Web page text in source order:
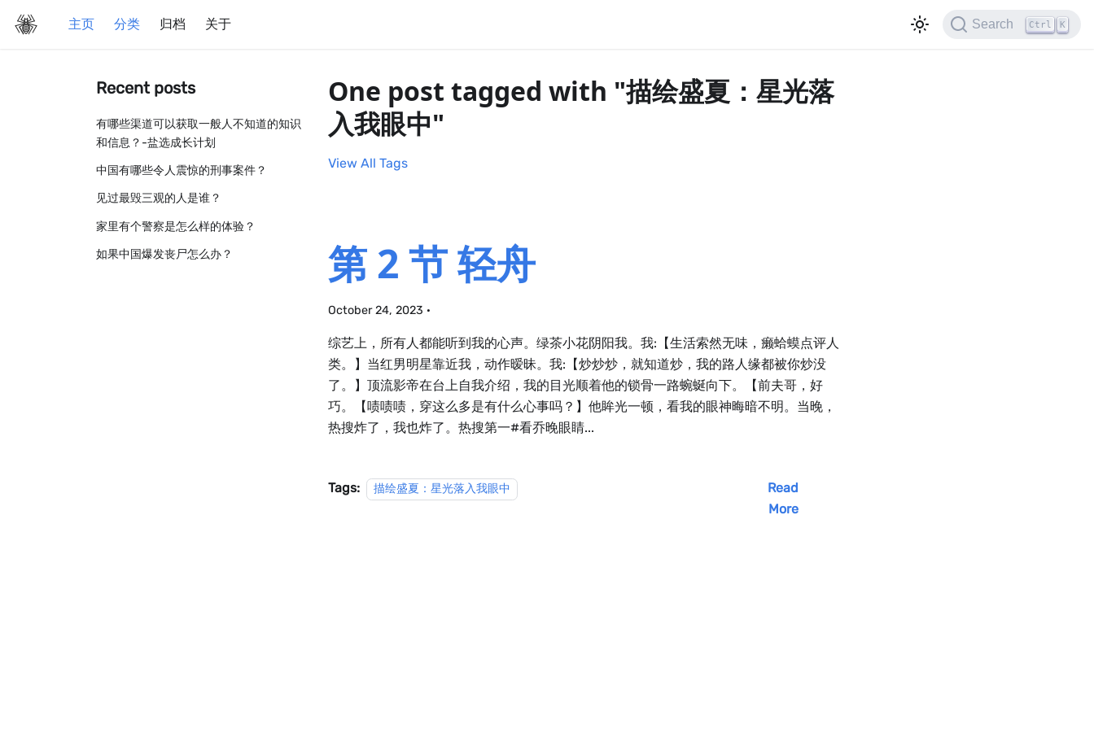
主页 分类 归档 关于 Search Ctrl K
Recent posts
有哪些渠道可以获取一般人不知道的知识
和信息？-盐选成长计划
中国有哪些令人震惊的刑事案件？
见过最毁三观的人是谁？
家里有个警察是怎么样的体验？
如果中国爆发丧尸怎么办？
One post tagged with "描绘盛夏：星光落
入我眼中"
View All Tags
第 2 节 轻舟
October 24, 2023 ·
综艺上，所有人都能听到我的心声。绿茶小花阴阳我。我:【生活索然无味，癞蛤蟆点评人
类。】当红男明星靠近我，动作暧昧。我:【炒炒炒，就知道炒，我的路人缘都被你炒没
了。】顶流影帝在台上自我介绍，我的目光顺着他的锁骨一路蜿蜒向下。【前夫哥，好
巧。【啧啧啧，穿这么多是有什么心事吗？】他眸光一顿，看我的眼神晦暗不明。当晚，
热搜炸了，我也炸了。热搜第一#看乔晚眼睛...
Tags: 描绘盛夏：星光落入我眼中
Read
More